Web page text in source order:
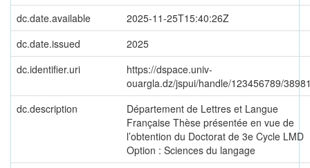
dc.date.available
2025-11-25T15:40:26Z
dc.date.issued
2025
dc.identifier.uri
https://dspace.univ-
ouargla.dz/jspui/handle/123456789/
dc.description
Département de Lettres et Langue
Française Thèse présentée en vue de
l’obtention du Doctorat de 3e Cycle LMD
Option : Sciences du langage